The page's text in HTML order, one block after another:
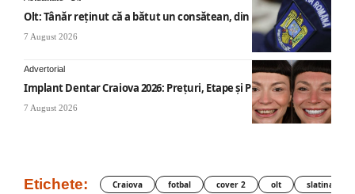
Olt: Tânăr reţinut că a bătut un consătean, din cauza muzicii
7 August 2026
Advertorial
Implant Dentar Craiova 2026: Preţuri, Etape şi Plata în Rate
7 August 2026
Etichete: Craiova fotbal cover 2 olt slatina